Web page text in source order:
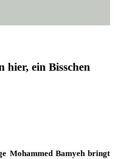
hier, ein Biss­chen
Moham­med Bamy­eh bringt